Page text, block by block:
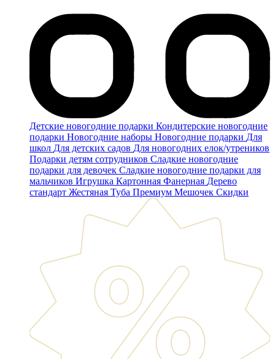
Детские новогодние подарки Кондитерские новогодние
подарки Новогодние наборы Новогодние подарки Для
школ Для детских садов Для новогодних елок/утреников
Подарки детям сотрудников Сладкие новогодние
подарки для девочек Сладкие новогодние подарки для
мальчиков Игрушка Картонная Фанерная Дерево
стандарт Жестяная Туба Премиум Мешочек Скидки